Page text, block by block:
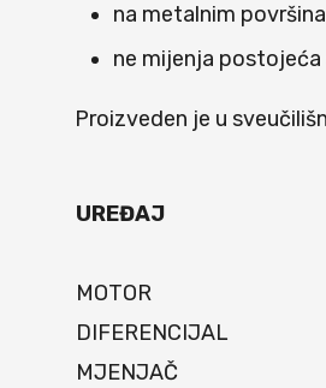
na metalnim
ne mijenja
Proizveden je u
UREĐAJ
MOTOR
DIFERENCIJAL
MJENJAČ